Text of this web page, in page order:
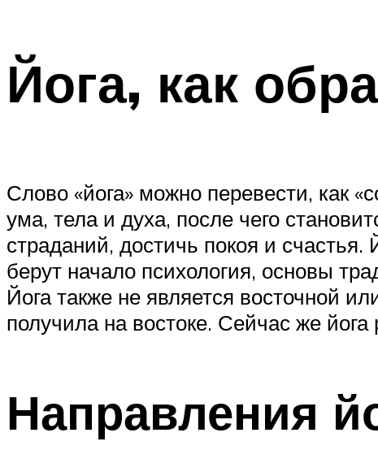
Йога, как
Слово «йога» можно перевести, как
ума, тела и духа, после чего
страданий, достичь покоя и
берут начало психология, основы
Йога также не является восточной
получила на востоке. Сейчас же
Направления